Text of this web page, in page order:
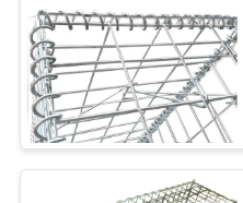
PLAN
DU
SITE
POLITIQUE